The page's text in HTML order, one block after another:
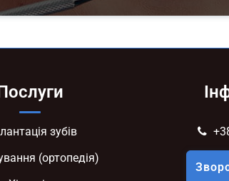
зубів
(ортопедія)